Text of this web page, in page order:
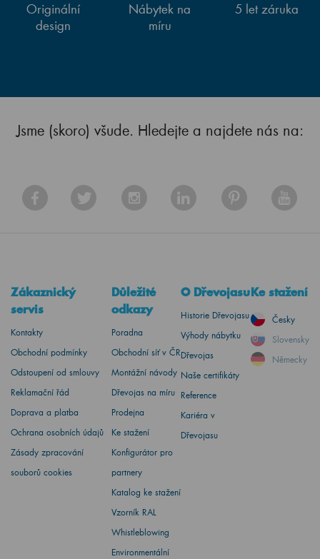
Originální
design
Nábytek na
míru
5 let záruka
Jsme (skoro) všude. Hledejte a najdete nás na:
Zákaznický
servis
Kontakty
Obchodní podmínky
Odstoupení od smlouvy
Reklamační řád
Doprava a platba
Ochrana osobních údajů
Zásady zpracování
souborů cookies
Důležité
odkazy
Poradna
Obchodní síť v ČR
Montážní návody
Dřevojas na míru
Prodejna
Ke stažení
Konfigurátor pro
partnery
Katalog ke stažení
Vzorník RAL
Whistleblowing
Environmentální
O Dřevojasu
Historie Dřevojasu
Výhody nábytku
Dřevojas
Naše certifikáty
Reference
Kariéra v
Dřevojasu
Ke stažení
Česky
Slovensky
Německy